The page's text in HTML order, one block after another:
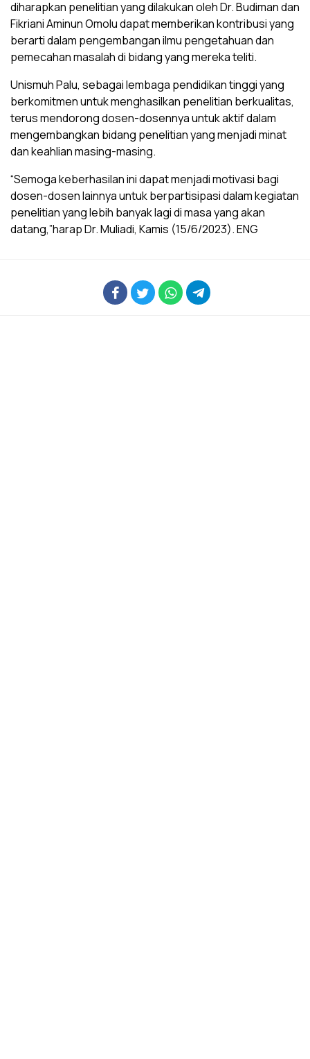
diharapkan penelitian yang dilakukan oleh Dr. Budiman dan
Fikriani Aminun Omolu dapat memberikan kontribusi yang
berarti dalam pengembangan ilmu pengetahuan dan
pemecahan masalah di bidang yang mereka teliti.
Unismuh Palu, sebagai lembaga pendidikan tinggi yang
berkomitmen untuk menghasilkan penelitian berkualitas,
terus mendorong dosen-dosennya untuk aktif dalam
mengembangkan bidang penelitian yang menjadi minat
dan keahlian masing-masing.
“Semoga keberhasilan ini dapat menjadi motivasi bagi
dosen-dosen lainnya untuk berpartisipasi dalam kegiatan
penelitian yang lebih banyak lagi di masa yang akan
datang,”harap Dr. Muliadi, Kamis (15/6/2023). ENG